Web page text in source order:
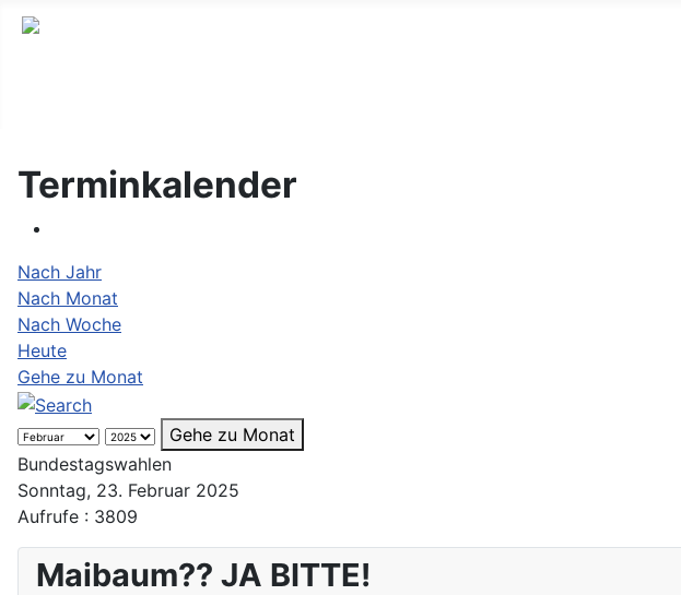
Maibaum?? JA BITTE!
Terminkalender
Nach Jahr
Nach Monat
Nach Woche
Heute
Gehe zu Monat
Gehe zu Monat
Bundestagswahlen
Sonntag, 23. Februar 2025
Aufrufe : 3809